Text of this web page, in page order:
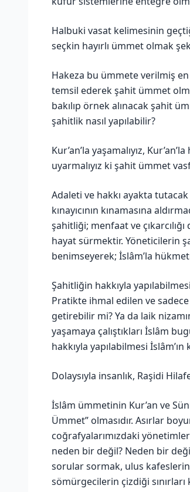
Halbuki vasat kelimesinin
seçkin hayırlı ümmet olmak
Hakeza bu ümmete verilmiş
temsil ederek şahit ümmet
bakılıp örnek alınacak şahit
şahitlik nasıl yapılabilir?
Kur’an’la yaşamalıyız,
uyarmalıyız ki şahit ümmet
Adaleti ve hakkı ayakta
kınayıcının kınamasına
şahitliği; menfaat ve
hayat sürmektir. Yöneticilerin
benimseyerek; İslâm’la
Şahitliğin hakkıyla
Pratikte ihmal edilen ve
getirebilir mi? Ya da laik
yaşamaya çalıştıkları İslâm
hakkıyla yapılabilmesi
Dolaysıyla insanlık, Raşidi
İslâm ümmetinin Kur’an ve
Ümmet” olmasıdır. Asırlar
coğrafyalarımızdaki
neden bir değil? Neden bir
sorular sormak, ulus
sömürgecilerin çizdiği